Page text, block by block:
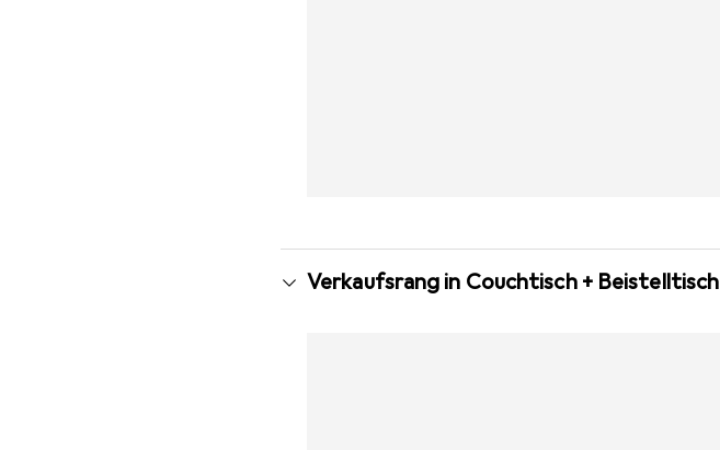
Verkaufsrang in Couchtisch + Beistelltisch